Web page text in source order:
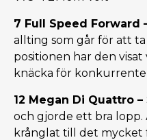
7 Full Speed Forward
allting som går för att ta
positionen har den
knäcka för
12 Megan Di Quattro –
och gjorde ett bra lopp.
krånglat till det mycket